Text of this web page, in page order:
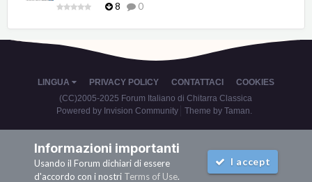
8
0
LINGUA PRIVACY POLICY CONTATTACI
COOKIES
(CC)2005-2025 Forum Italiano di Chitarra Classica
Powered by Invision Community
Theme by Taman.
Informazioni importanti
Usando il Forum dichiari di essere
d'accordo con i nostri Terms of Use.
I accept